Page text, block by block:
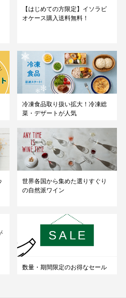
【はじめての方限定】イソラビ
オケース購入送料無料！
冷凍食品取り扱い拡大！冷凍総
菜・デザートが人気
世界各国から集めた選りすぐり
の自然派ワイン
数量・期間限定のお得なセール